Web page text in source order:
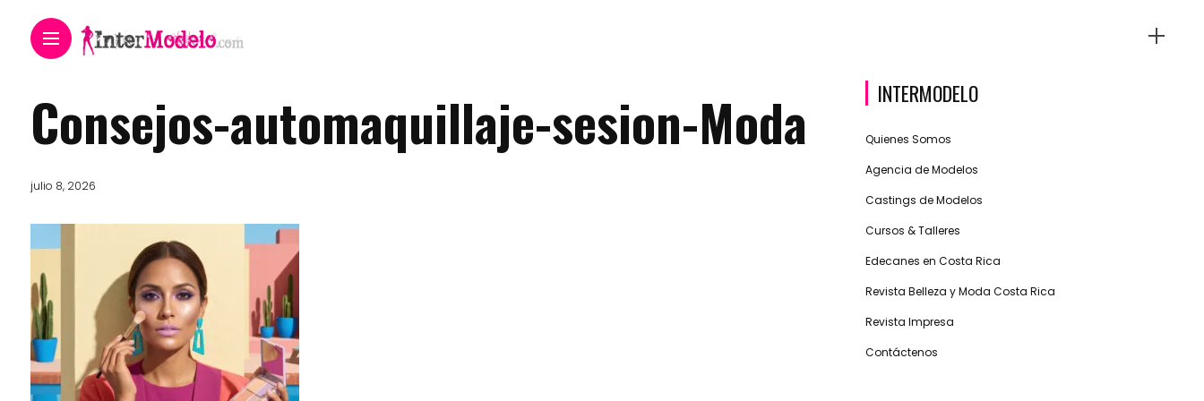
Consejos-automaquillaje-sesion-Moda
julio 8, 2026
INTERMODELO
Quienes Somos
Agencia de Modelos
Castings de Modelos
Cursos & Talleres
Edecanes en Costa Rica
Revista Belleza y Moda Costa Rica
Revista Impresa
Contáctenos